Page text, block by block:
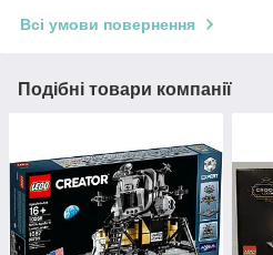
Всі умови повернення
Подібні товари компанії